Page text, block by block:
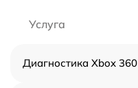
Услуга
Диагностика Xbox 360